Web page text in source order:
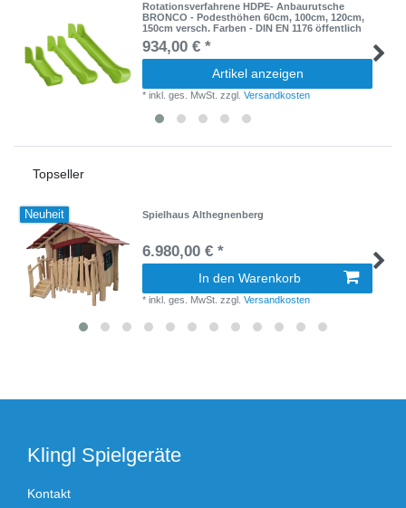
Rotationsverfahrene HDPE- Anbaurutsche
BRONCO - Podesthöhen 60cm, 100cm, 120cm,
150cm versch. Farben - DIN EN 1176 öffentlich
934,00 € *
Artikel anzeigen
*inkl. ges. MwSt. zzgl.Versandkosten
Topseller
Neuheit Spielhaus Althegnenberg
6.980,00 € *
In den Warenkorb
*inkl. ges. MwSt. zzgl.Versandkosten
Klingl Spielgeräte
Kontakt